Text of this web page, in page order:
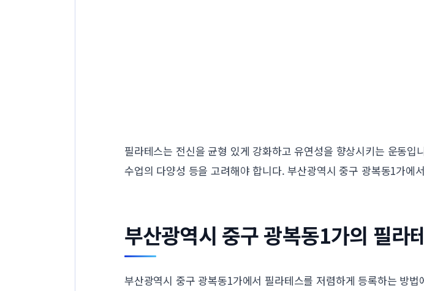
필라테스는 전신을 균형 있게 강화하고 유연성을 향상시키는 운동입
수업의 다양성 등을 고려해야 합니다. 부산광역시 중구 광복동1가에
부산광역시 중구 광복동1가의 필라
부산광역시 중구 광복동1가에서 필라테스를 저렴하게 등록하는 방